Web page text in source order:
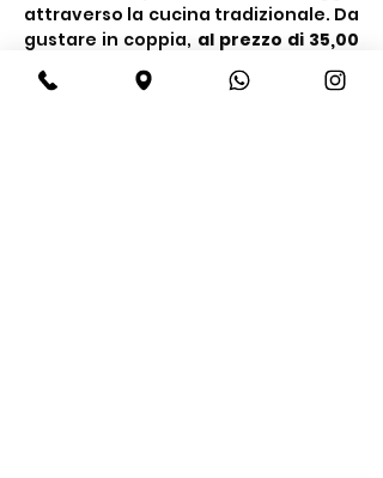
attraverso la cucina tradizionale. Da
gustare in coppia, al prezzo di 35,00
€ a persona.